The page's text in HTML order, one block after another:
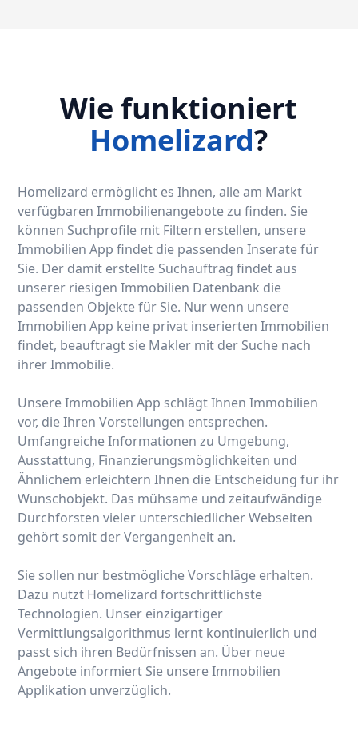
Wie funktioniert
Homelizard?
Homelizard ermöglicht es Ihnen, alle am Markt
verfügbaren Immobilienangebote zu finden. Sie
können Suchprofile mit Filtern erstellen, unsere
Immobilien App findet die passenden Inserate für
Sie. Der damit erstellte Suchauftrag findet aus
unserer riesigen Immobilien Datenbank die
passenden Objekte für Sie. Nur wenn unsere
Immobilien App keine privat inserierten Immobilien
findet, beauftragt sie Makler mit der Suche nach
ihrer Immobilie.
Unsere Immobilien App schlägt Ihnen Immobilien
vor, die Ihren Vorstellungen entsprechen.
Umfangreiche Informationen zu Umgebung,
Ausstattung, Finanzierungsmöglichkeiten und
Ähnlichem erleichtern Ihnen die Entscheidung für ihr
Wunschobjekt. Das mühsame und zeitaufwändige
Durchforsten vieler unterschiedlicher Webseiten
gehört somit der Vergangenheit an.
Sie sollen nur bestmögliche Vorschläge erhalten.
Dazu nutzt Homelizard fortschrittlichste
Technologien. Unser einzigartiger
Vermittlungsalgorithmus lernt kontinuierlich und
passt sich ihren Bedürfnissen an. Über neue
Angebote informiert Sie unsere Immobilien
Applikation unverzüglich.